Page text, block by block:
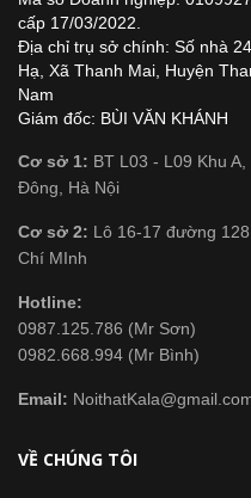
cấp 17/03/2022.
Địa chỉ trụ sở chính: Số nhà
Hạ, Xã Thanh Mai, Huyện
Nam
Giám đốc: BÙI VĂN KHÁNH
Cơ sở 1: BT L03 - L09 Khu
Đông, Hà Nội
Cơ sở 2: Lô 16-17 đường
Chí MInh
Hotline:
0987.125.786 (Mr Sơn)
0982.668.994 (Mr Bình)
Email:
VỀ CHÚNG TÔI